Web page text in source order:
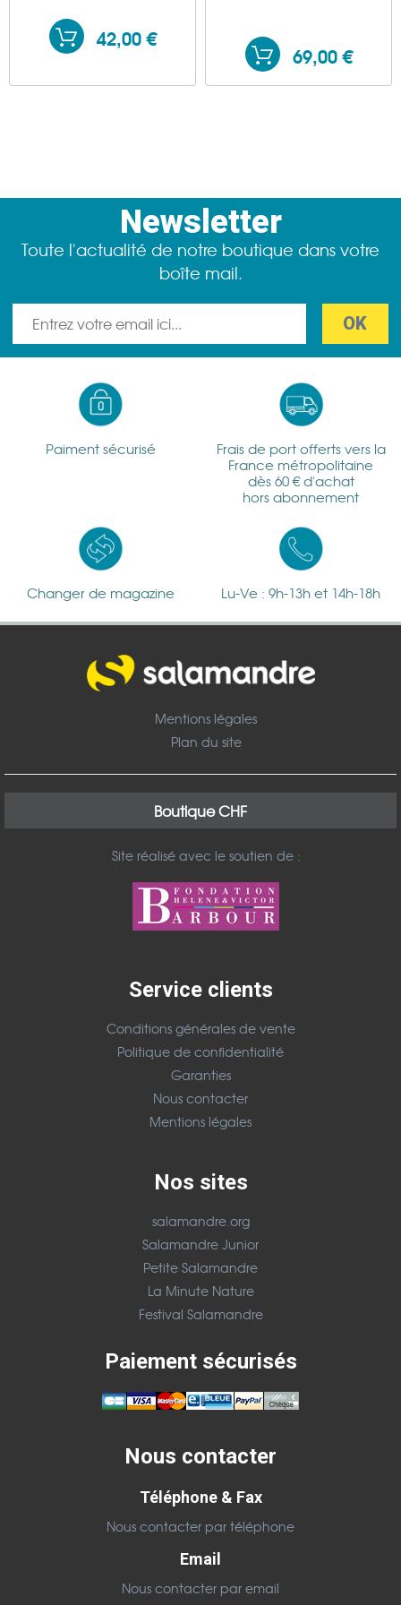
42,00 €
69,00 €
Newsletter
Toute l'actualité de notre boutique dans votre
boîte mail.
Paiment sécurisé
Frais de port offerts vers la
France métropolitaine
dès 60 € d'achat
hors abonnement
Changer de magazine Lu-Ve : 9h-13h et 14h-18h
Mentions légales
Plan du site
Boutique CHF
Site réalisé avec le soutien de :
Service clients
Conditions générales de vente
Politique de confidentialité
Garanties
Nous contacter
Mentions légales
Nos sites
salamandre.org
Salamandre Junior
Petite Salamandre
La Minute Nature
Festival Salamandre
Paiement sécurisés
Nous contacter
Téléphone & Fax
Nous contacter par téléphone
Email
Nous contacter par email